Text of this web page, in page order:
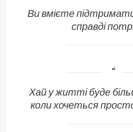
Ви вмієте
справді
Хай у житті буде
коли хочеться